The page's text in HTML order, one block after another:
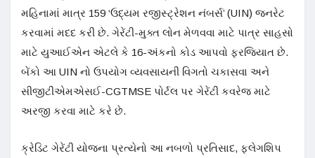
મહિનામાં માત્ર 159 ‘ઉદ્યમ રજીસ્ટ્રેશન નંબર્સ’ (UIN) જનરેટ
કરવામાં મદદ કરી છે. ગેરેંટી-મુક્ત લોન મેળવવા માટે પાત્ર સાહસો
માટે યુઆઈએન એટલે કે 16-અંકનો કોડ આપવો ફરજિયાત છે.
બેંકો આ UIN નો ઉપયોગ વ્યવસાયની વિગતો ચકાસવા અને
સીજીટીએમએસઈ-CGTMSE પોર્ટલ પર ગેરેંટી કવરેજ માટે
અરજી કરવા માટે કરે છે.
ક્રેડિટ ગેરેંટી યોજના પ્રત્યેનો આ નબળો પ્રતિસાદ, ફ્લેગશિપ